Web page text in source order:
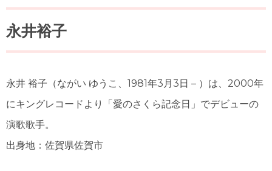
永井裕子
永井 裕子 （ながい ゆうこ、1981年3月3日 – ）は、2000年
にキングレコードより「愛のさくら記念日」でデビューの
演歌歌手。
出身地：佐賀県佐賀市